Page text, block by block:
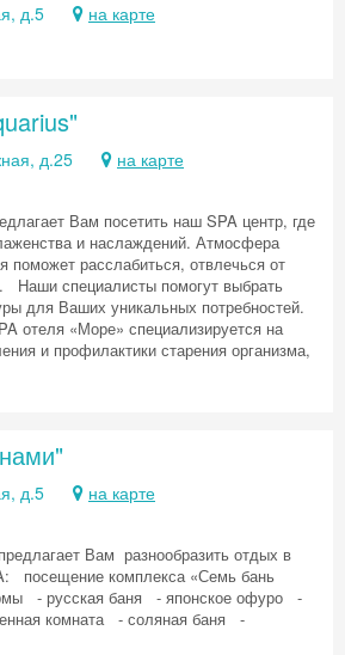
д.5 на карте
д.25 на карте
Вам посетить наш SPA центр, где
и наслаждений. Атмосфера
поможет расслабиться, отвлечься от
специалисты помогут выбрать
для Ваших уникальных потребностей.
отеля «Море» специализируется на
и профилактики старения организма,
д.5 на карте
Вам разнообразить отдых в
посещение комплекса «Семь бань
- русская баня - японское офуро -
комната - соляная баня -